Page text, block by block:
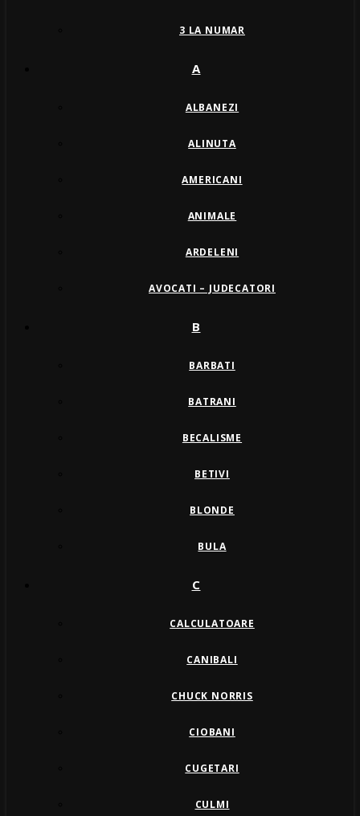
3 LA NUMAR
A
ALBANEZI
ALINUTA
AMERICANI
ANIMALE
ARDELENI
AVOCATI – JUDECATORI
B
BARBATI
BATRANI
BECALISME
BETIVI
BLONDE
BULA
C
CALCULATOARE
CANIBALI
CHUCK NORRIS
CIOBANI
CUGETARI
CULMI